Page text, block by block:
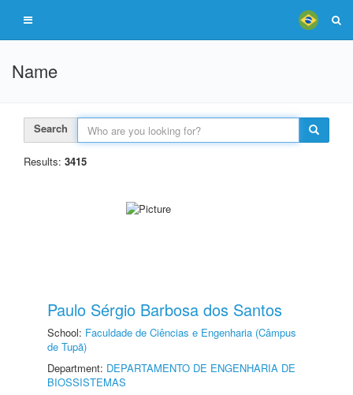
Name
Search
Results: 3415
Paulo Sérgio Barbosa dos Santos
School: Faculdade de Ciências e Engenharia (Câmpus
de Tupã)
Department: DEPARTAMENTO DE ENGENHARIA DE
BIOSSISTEMAS